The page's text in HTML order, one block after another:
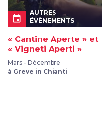
event
AUTRES
ÉVÈNEMENTS
« Cantine Aperte » et
« Vigneti Aperti »
Mars - Décembre
à Greve in Chianti